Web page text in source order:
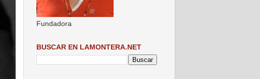
Fundadora
BUSCAR EN LAMONTERA.NET